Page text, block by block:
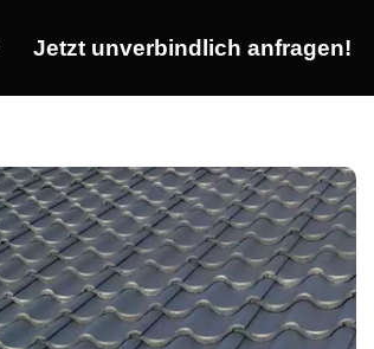
Jetzt unverbindlich anfragen!